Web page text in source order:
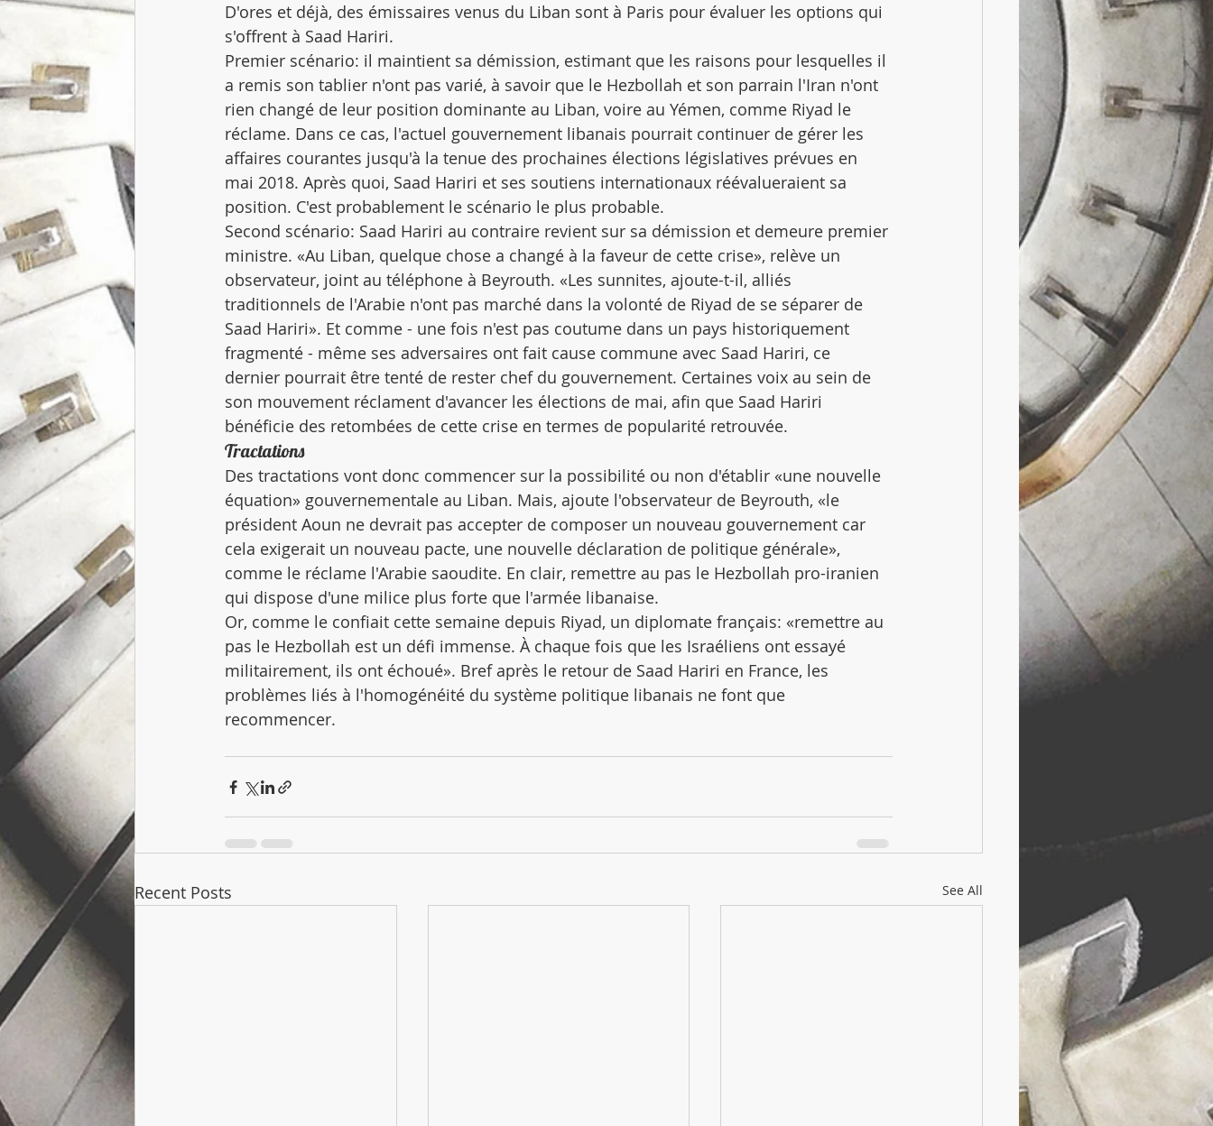
D'ores et déjà, des émissaires venus du Liban sont à Paris pour évaluer les options qui
s'offrent à Saad Hariri.
Premier scénario: il maintient sa démission, estimant que les raisons pour lesquelles il
a remis son tablier n'ont pas varié, à savoir que le Hezbollah et son parrain l'Iran n'ont
rien changé de leur position dominante au Liban, voire au Yémen, comme Riyad le
réclame. Dans ce cas, l'actuel gouvernement libanais pourrait continuer de gérer les
affaires courantes jusqu'à la tenue des prochaines élections législatives prévues en
mai 2018. Après quoi, Saad Hariri et ses soutiens internationaux réévalueraient sa
position. C'est probablement le scénario le plus probable.
Second scénario: Saad Hariri au contraire revient sur sa démission et demeure premier
ministre. «Au Liban, quelque chose a changé à la faveur de cette crise», relève un
observateur, joint au téléphone à Beyrouth. «Les sunnites, ajoute-t-il, alliés
traditionnels de l'Arabie n'ont pas marché dans la volonté de Riyad de se séparer de
Saad Hariri». Et comme - une fois n'est pas coutume dans un pays historiquement
fragmenté - même ses adversaires ont fait cause commune avec Saad Hariri, ce
dernier pourrait être tenté de rester chef du gouvernement. Certaines voix au sein de
son mouvement réclament d'avancer les élections de mai, afin que Saad Hariri
bénéficie des retombées de cette crise en termes de popularité retrouvée.
Tractations
Des tractations vont donc commencer sur la possibilité ou non d'établir «une nouvelle
équation» gouvernementale au Liban. Mais, ajoute l'observateur de Beyrouth, «le
président Aoun ne devrait pas accepter de composer un nouveau gouvernement car
cela exigerait un nouveau pacte, une nouvelle déclaration de politique générale»,
comme le réclame l'Arabie saoudite. En clair, remettre au pas le Hezbollah pro-iranien
qui dispose d'une milice plus forte que l'armée libanaise.
Or, comme le confiait cette semaine depuis Riyad, un diplomate français: «remettre au
pas le Hezbollah est un défi immense. À chaque fois que les Israéliens ont essayé
militairement, ils ont échoué». Bref après le retour de Saad Hariri en France, les
problèmes liés à l'homogénéité du système politique libanais ne font que
recommencer.
Recent Posts See All